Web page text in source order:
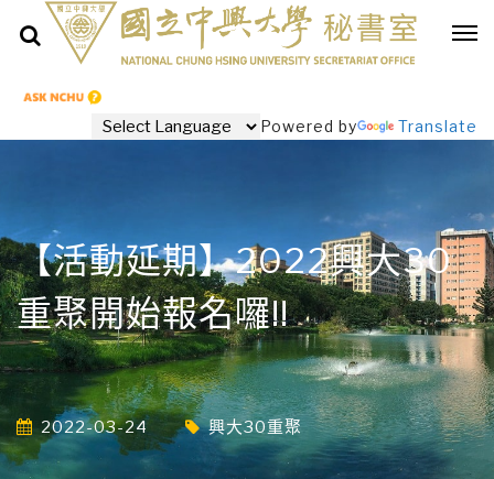
Powered by Translate
【活動延期】2022興大30
重聚開始報名囉!!
2022-03-24 興大30重聚